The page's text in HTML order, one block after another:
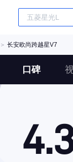
＞ 长安欧尚跨越星V7
口碑